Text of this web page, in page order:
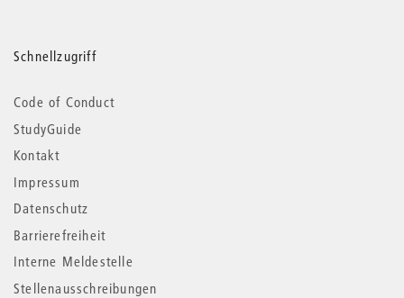
Schnellzugriff
Code of Conduct
StudyGuide
Kontakt
Impressum
Datenschutz
Barrierefreiheit
Interne Meldestelle
Stellenausschreibungen